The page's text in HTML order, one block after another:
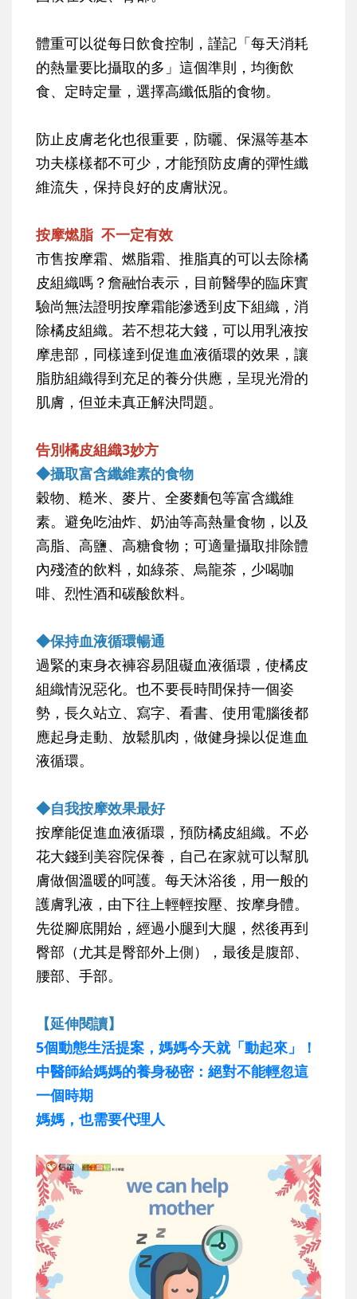
體重可以從每日飲食控制，謹記「每天消耗
的熱量要比攝取的多」這個準則，均衡飲
食、定時定量，選擇高纖低脂的食物。
防止皮膚老化也很重要，防曬、保濕等基本
功夫樣樣都不可少，才能預防皮膚的彈性纖
維流失，保持良好的皮膚狀況。
按摩燃脂 不一定有效
市售按摩霜、燃脂霜、推脂真的可以去除橘
皮組織嗎？詹融怡表示，目前醫學的臨床實
驗尚無法證明按摩霜能滲透到皮下組織，消
除橘皮組織。若不想花大錢，可以用乳液按
摩患部，同樣達到促進血液循環的效果，讓
脂肪組織得到充足的養分供應，呈現光滑的
肌膚，但並未真正解決問題。
告別橘皮組織3妙方
◆攝取富含纖維素的食物
穀物、糙米、麥片、全麥麵包等富含纖維
素。避免吃油炸、奶油等高熱量食物，以及
高脂、高鹽、高糖食物；可適量攝取排除體
內殘渣的飲料，如綠茶、烏龍茶，少喝咖
啡、烈性酒和碳酸飲料。
◆保持血液循環暢通
過緊的束身衣褲容易阻礙血液循環，使橘皮
組織情況惡化。也不要長時間保持一個姿
勢，長久站立、寫字、看書、使用電腦後都
應起身走動、放鬆肌肉，做健身操以促進血
液循環。
◆自我按摩效果最好
按摩能促進血液循環，預防橘皮組織。不必
花大錢到美容院保養，自己在家就可以幫肌
膚做個溫暖的呵護。每天沐浴後，用一般的
護膚乳液，由下往上輕輕按壓、按摩身體。
先從腳底開始，經過小腿到大腿，然後再到
臀部（尤其是臀部外上側），最後是腹部、
腰部、手部。
【延伸閱讀】
5個動態生活提案，媽媽今天就「動起來」！
中醫師給媽媽的養身秘密：絕對不能輕忽這
一個時期
媽媽，也需要代理人